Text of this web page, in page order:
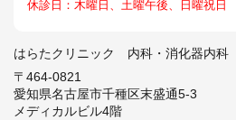
休診日：木曜日、土曜午後、日曜祝日
はらたクリニック 内科・消化器内科
〒464-0821
愛知県名古屋市千種区末盛通5-3
メディカルビル4階